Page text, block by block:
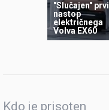
"Slučajen" prvi
nastop
električnega
Volva EX60
Kdo je prisoten